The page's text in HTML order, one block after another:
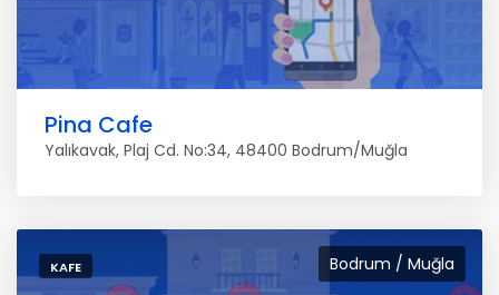
Pina Cafe
Yalıkavak, Plaj Cd. No:34, 48400 Bodrum/Muğla
Bodrum / Muğla
KAFE